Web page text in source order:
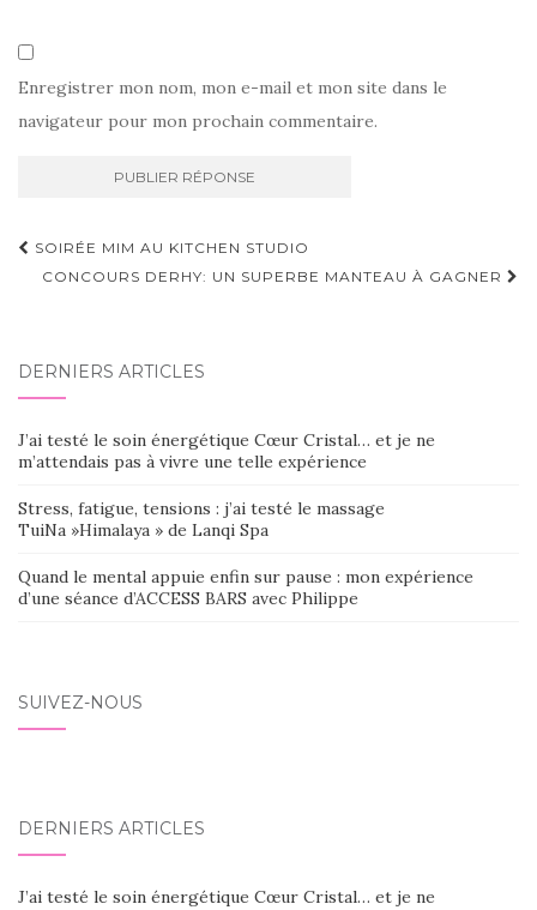
Enregistrer mon nom, mon e-mail et mon site dans le
navigateur pour mon prochain commentaire.
Navigation
d'article
SOIRÉE MIM AU KITCHEN STUDIO
CONCOURS DERHY: UN SUPERBE MANTEAU À GAGNER
DERNIERS ARTICLES
J’ai testé le soin énergétique Cœur Cristal… et je ne
m’attendais pas à vivre une telle expérience
Stress, fatigue, tensions : j’ai testé le massage
TuiNa »Himalaya » de Lanqi Spa
Quand le mental appuie enfin sur pause : mon expérience
d’une séance d’ACCESS BARS avec Philippe
SUIVEZ-NOUS
DERNIERS ARTICLES
J’ai testé le soin énergétique Cœur Cristal… et je ne